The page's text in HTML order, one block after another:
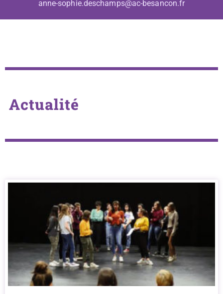
anne-sophie.deschamps@ac-besancon.fr
Actualité